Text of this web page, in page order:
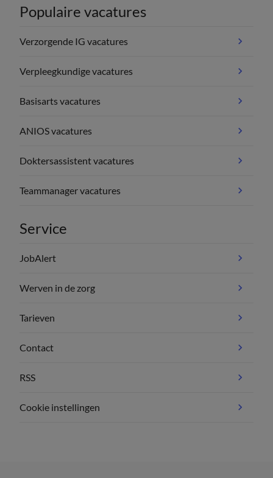
Populaire vacatures
Verzorgende IG vacatures
Verpleegkundige vacatures
Basisarts vacatures
ANIOS vacatures
Doktersassistent vacatures
Teammanager vacatures
Service
JobAlert
Werven in de zorg
Tarieven
Contact
RSS
Cookie instellingen